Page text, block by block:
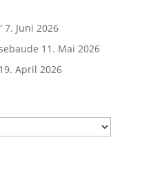
7. Juni 2026
11. Mai 2026
19. April 2026